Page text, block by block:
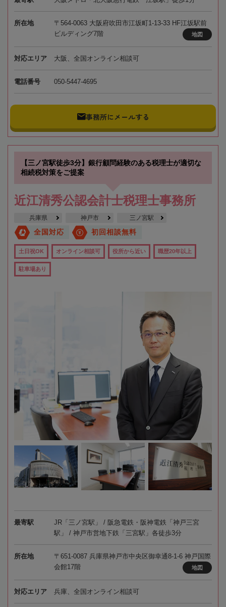
所在地
〒564-0063 大阪府吹田市江坂町1-13-33 HF江坂駅前
ビルディング7階
地図
対応エリア 大阪、全国オンライン相談可
電話番号 050-5447-4695
事務所にメールする
【三ノ宮駅徒歩3分】銀行顧問経験のある税理士が適切な
相続税対策をご提案
近江清秀公認会計士税理士事務所
兵庫県 神戸市 三ノ宮駅
全国対応 初回相談無料
土日祝OK オンライン相談可 役所から近い 職歴20年以上
駐車場あり
最寄駅
JR「三ノ宮駅」 / 阪急電鉄・阪神電鉄「神戸三宮
駅」 / 神戸市営地下鉄「三宮駅」各徒歩3分
所在地
〒651-0087 兵庫県神戸市中央区御幸通8-1-6 神戸国際
会館17階
地図
対応エリア 兵庫、全国オンライン相談可